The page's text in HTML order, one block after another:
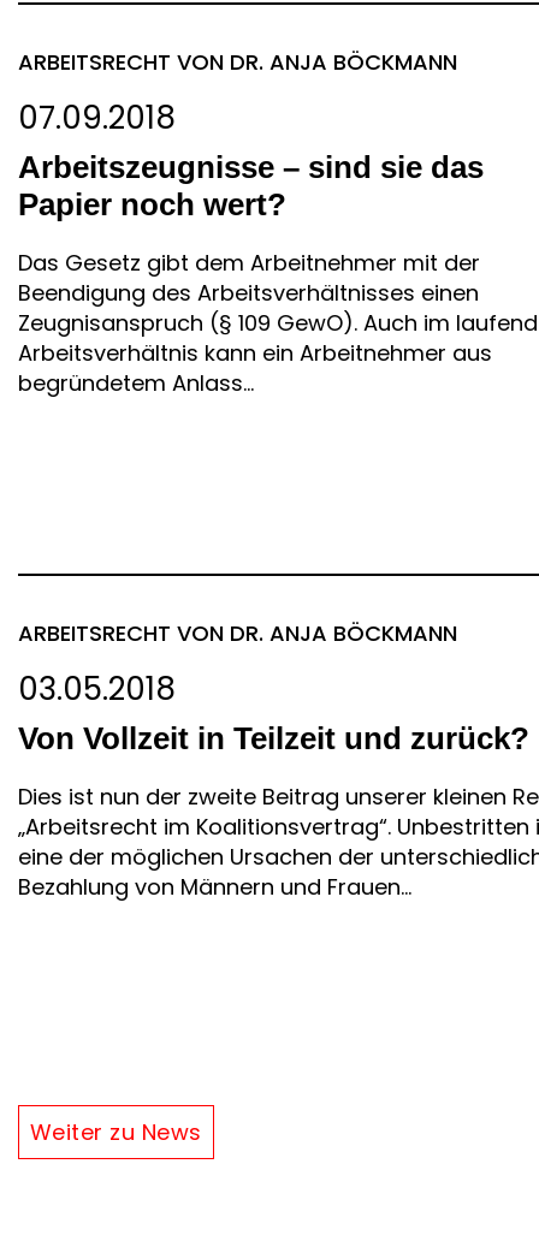
ARBEITSRECHT VON DR. ANJA BÖCKMANN
07.09.2018
Arbeitszeugnisse – sind sie das
Papier noch wert?
Das Gesetz gibt dem Arbeitnehmer mit der
Beendigung des Arbeitsverhältnisses einen
Zeugnisanspruch (§ 109 GewO). Auch im
Arbeitsverhältnis kann ein Arbeitnehmer aus
begründetem Anlass...
ARBEITSRECHT VON DR. ANJA BÖCKMANN
03.05.2018
Von Vollzeit in Teilzeit und zurück?
Dies ist nun der zweite Beitrag unserer kleinen
„Arbeitsrecht im Koalitionsvertrag“. Unbestritten
eine der möglichen Ursachen der
Bezahlung von Männern und Frauen...
Weiter zu News